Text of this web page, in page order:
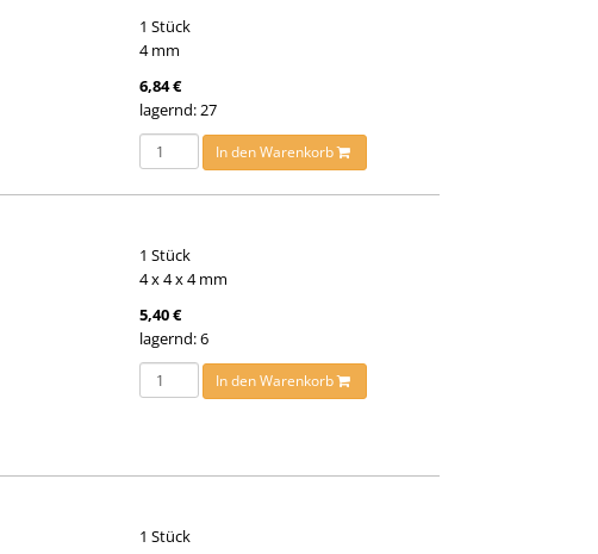
1 Stück
4 mm
6,84 €
lagernd: 27
In den Warenkorb
1 Stück
4 x 4 x 4 mm
5,40 €
lagernd: 6
In den Warenkorb
1 Stück